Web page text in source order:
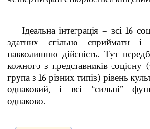
Ідеальна інтеграція – всі 16
здатних спільно сприймати і
навколишню дійсність. Тут
кожного з представників соціону
група з 16 різних типів) рівень
однаковий, і всі “сильні”
однаково.